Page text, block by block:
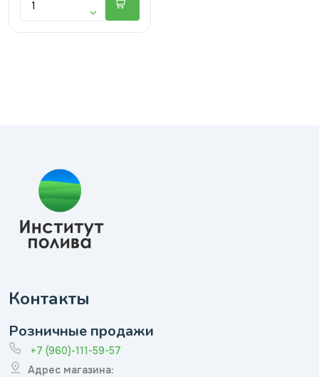
Контакты
Розничные продажи
+7 (960)-111-59-57
Адрес магазина: